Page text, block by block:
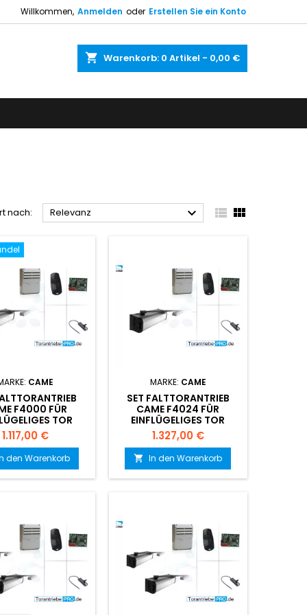
Willkommen, Anmelden oder Erstellen Sie ein Konto
shopping_cart Warenkorb: 0 Artikel - 0,00 €
nach: Relevanz   
CAME
F4000 FÜR
TOR
Preis
1.117,00 €
den Warenkorb
MARKE: CAME
SET FALTTORANTRIEB
CAME F4024 FÜR
EINFLÜGELIGES TOR
Preis
1.327,00 €
 In den Warenkorb